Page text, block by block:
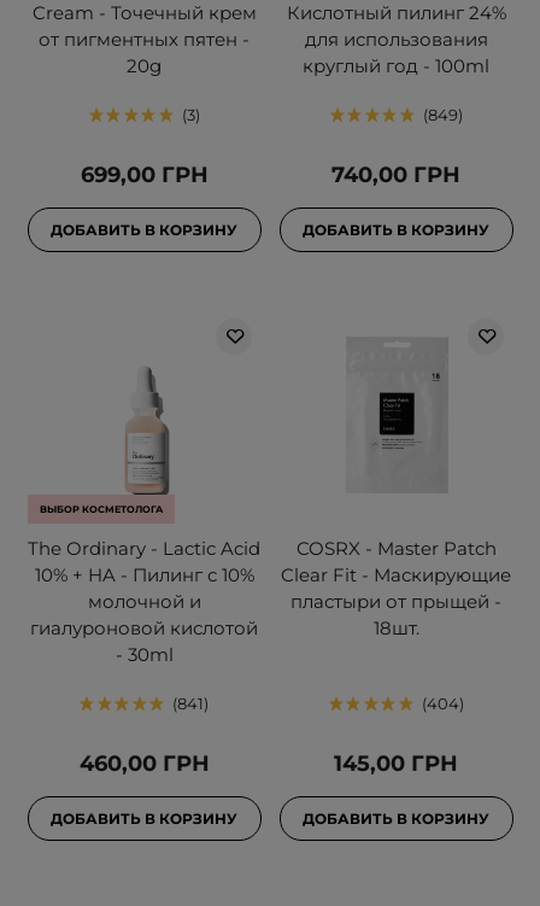
Cream - Точечный крем
от пигментных пятен -
20g
3
699,00 ГРН
ДОБАВИТЬ В КОРЗИНУ
Кислотный пилинг 24%
для использования
круглый год - 100ml
849
740,00 ГРН
ДОБАВИТЬ В КОРЗИНУ
ВЫБОР КОСМЕТОЛОГА
The Ordinary - Lactic Acid
10% + HA - Пилинг с 10%
молочной и
гиалуроновой кислотой
- 30ml
841
460,00 ГРН
ДОБАВИТЬ В КОРЗИНУ
COSRX - Master Patch
Clear Fit - Маскирующие
пластыри от прыщей -
18шт.
404
145,00 ГРН
ДОБАВИТЬ В КОРЗИНУ